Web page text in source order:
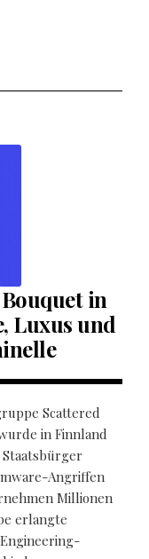
in
Luxus und
Scattered
in Finnland
Angriffen
Millionen
erlangte